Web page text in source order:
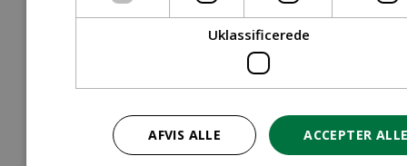
Tilbehør Robotplæneklipper
Tilbehør Walk Behind
Reservedele Løvblæsere
Reservedele Motorsave
Uklassificerede
ACCEPTER
AFVIS ALLE